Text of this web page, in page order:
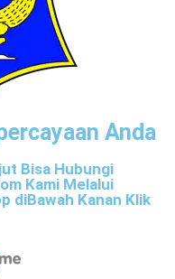
Anda
Bisa Hubungi
Kami Melalui
diBawah Kanan Klik